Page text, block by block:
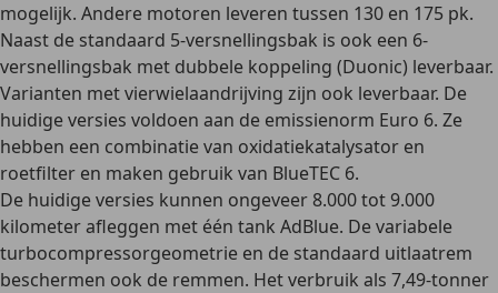
mogelijk. Andere motoren leveren tussen 130 en 175 pk.
Naast de standaard 5-versnellingsbak is ook een 6-
versnellingsbak met dubbele koppeling (Duonic) leverbaar.
Varianten met vierwielaandrijving zijn ook leverbaar. De
huidige versies voldoen aan de emissienorm Euro 6. Ze
hebben een combinatie van oxidatiekatalysator en
roetfilter en maken gebruik van BlueTEC 6.
De huidige versies kunnen ongeveer 8.000 tot 9.000
kilometer afleggen met één tank AdBlue. De variabele
turbocompressorgeometrie en de standaard uitlaatrem
beschermen ook de remmen. Hetverbruik als 7,49-tonner